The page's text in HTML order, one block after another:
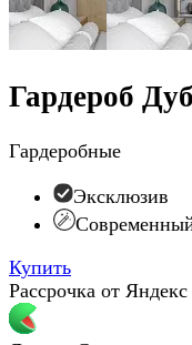
Гардероб
Гардеробные
Эксклюзив
Купить
Рассрочка от